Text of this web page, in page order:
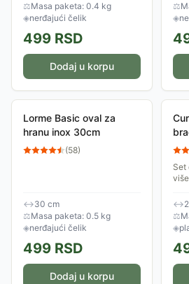
⚖Masa paketa: 0.4 kg
◈nerđajući čelik
499 RSD
Dodaj u korpu
⚖
◈
Lorme Basic oval za
hranu inox 30cm
(58)
↔30 cm
⚖Masa paketa: 0.5 kg
◈nerđajući čelik
499 RSD
Dodaj u korpu
Set
↔
⚖
◈